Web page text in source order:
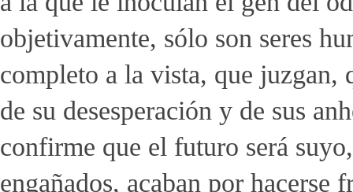
objetivamente, sólo son seres
completo a la vista, que juzgan,
de su desesperación y de sus
confirme que el futuro será
engañados, acaban por hacerse